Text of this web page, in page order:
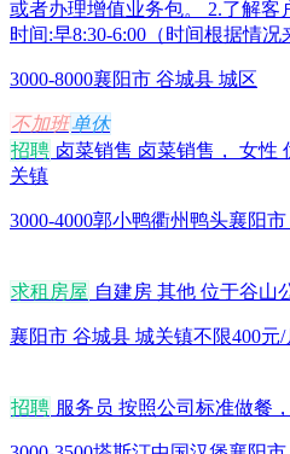
或者办理增值业务包。 2.了解客
时间:早8:30-6:00（时间根据情
3000-8000襄阳市 谷城县 城区
不加班单休
招聘卤菜销售 卤菜销售， 女性
关镇
3000-4000郭小鸭衢州鸭头襄阳
求租房屋自建房 其他 位于谷山
襄阳市 谷城县 城关镇不限400元/
招聘服务员 按照公司标准做餐